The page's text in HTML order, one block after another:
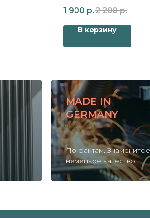
1 900 р. 2 200 р.
В корзину
MADE IN
GERMANY
По фактам. Знаменитое
немецкое качество